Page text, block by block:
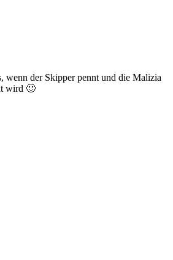
wenn der Skipper pennt und die Malizia
wird 🙂